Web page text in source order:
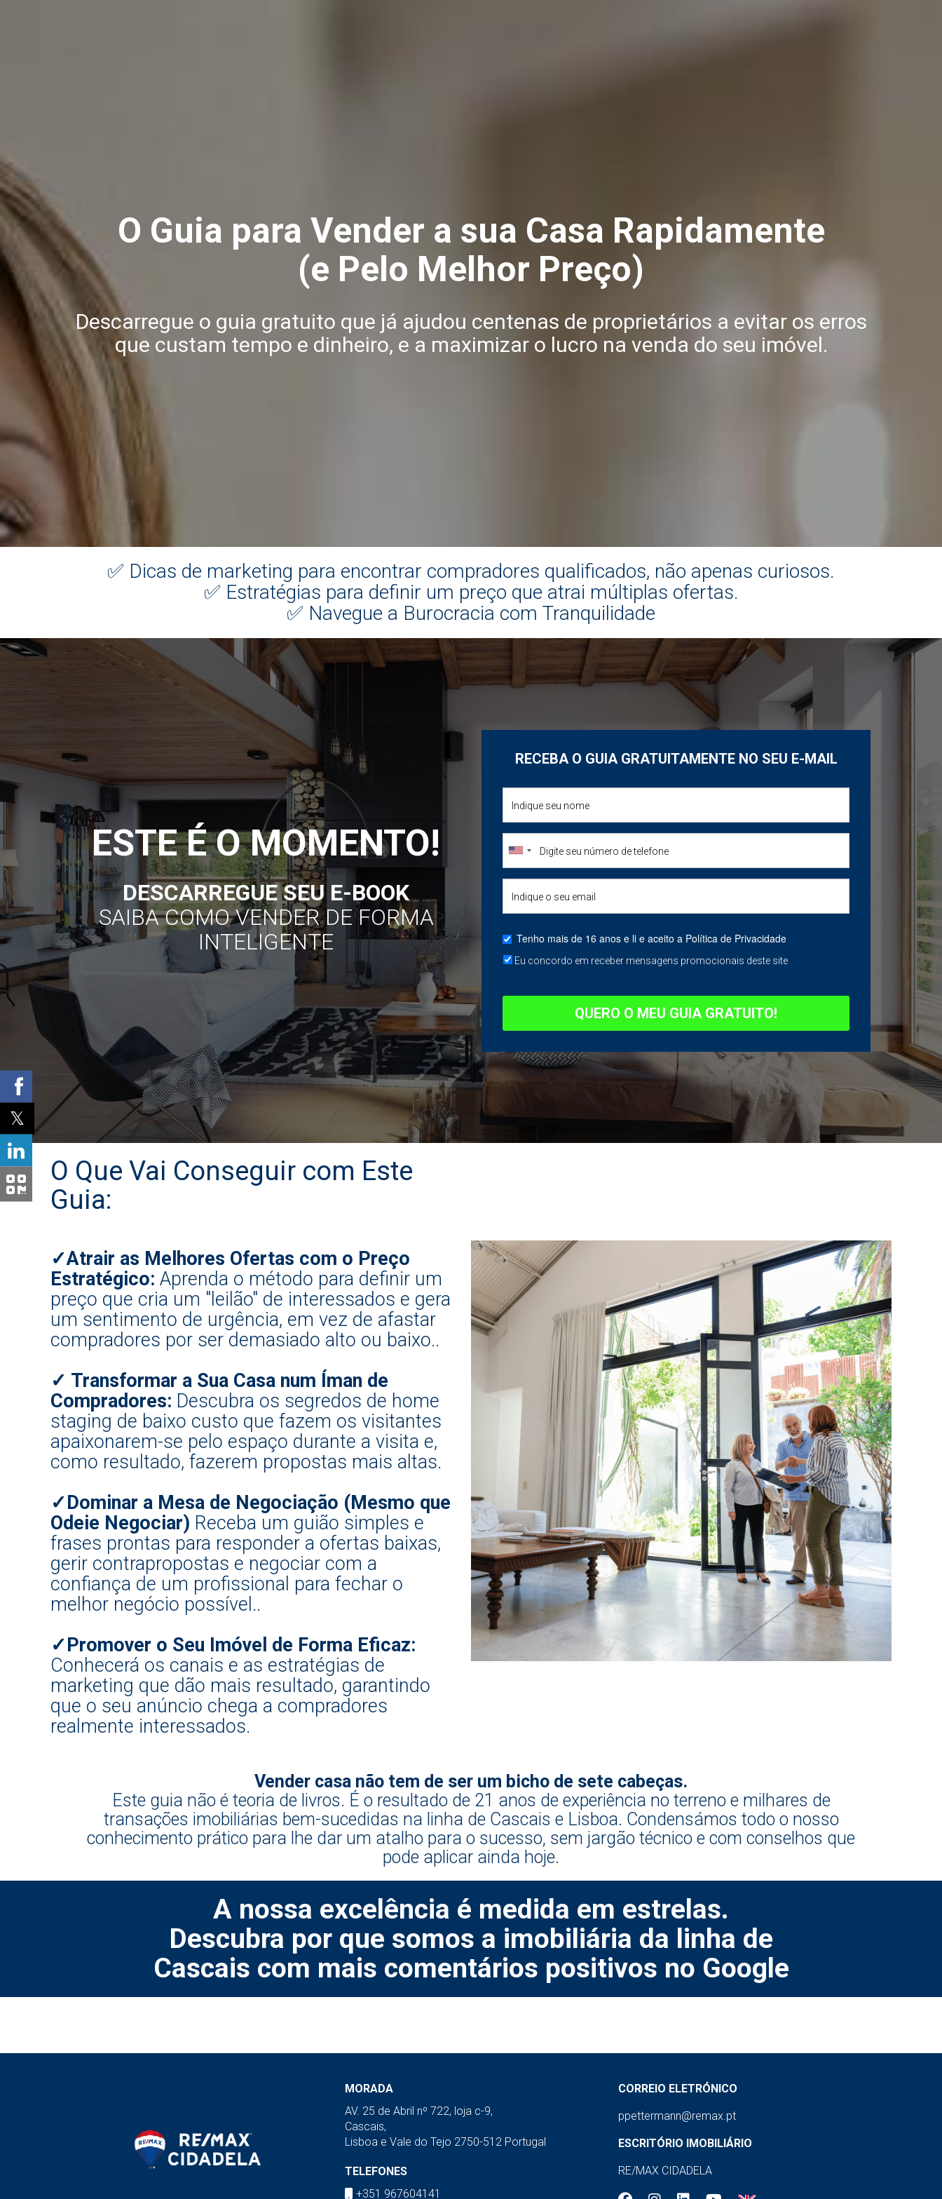
O Guia para Vender a sua Casa Rapidamente
(e Pelo Melhor Preço)
Descarregue o guia gratuito que já ajudou centenas de proprietários a evitar os erros
que custam tempo e dinheiro, e a maximizar o lucro na venda do seu imóvel.
✅ Dicas de marketing para encontrar compradores qualificados, não apenas curiosos.
✅ Estratégias para definir um preço que atrai múltiplas ofertas.
✅ Navegue a Burocracia com Tranquilidade
ESTE É O MOMENTO!
DESCARREGUE SEU E-BOOK
SAIBA COMO VENDER DE FORMA
INTELIGENTE
RECEBA O GUIA GRATUITAMENTE NO SEU E-MAIL
Tenho mais de 16 anos e li e aceito a Política de Privacidade
Eu concordo em receber mensagens promocionais deste site
QUERO O MEU GUIA GRATUITO!
O Que Vai Conseguir com Este
Guia:
✓Atrair as Melhores Ofertas com o Preço
Estratégico: Aprenda o método para definir um
preço que cria um "leilão" de interessados e gera
um sentimento de urgência, em vez de afastar
compradores por ser demasiado alto ou baixo..
✓ Transformar a Sua Casa num Íman de
Compradores: Descubra os segredos de home
staging de baixo custo que fazem os visitantes
apaixonarem-se pelo espaço durante a visita e,
como resultado, fazerem propostas mais altas.
✓Dominar a Mesa de Negociação (Mesmo que
Odeie Negociar) Receba um guião simples e
frases prontas para responder a ofertas baixas,
gerir contrapropostas e negociar com a
confiança de um profissional para fechar o
melhor negócio possível..
✓Promover o Seu Imóvel de Forma Eficaz:
Conhecerá os canais e as estratégias de
marketing que dão mais resultado, garantindo
que o seu anúncio chega a compradores
realmente interessados.
Vender casa não tem de ser um bicho de sete cabeças.
Este guia não é teoria de livros. É o resultado de 21 anos de experiência no terreno e milhares de
transações imobiliárias bem-sucedidas na linha de Cascais e Lisboa. Condensámos todo o nosso
conhecimento prático para lhe dar um atalho para o sucesso, sem jargão técnico e com conselhos que
pode aplicar ainda hoje.
A nossa excelência é medida em estrelas.
Descubra por que somos a imobiliária da linha de
Cascais com mais comentários positivos no Google
MORADA
AV. 25 de Abril nº 722, loja c-9,
Cascais,
Lisboa e Vale do Tejo 2750-512 Portugal
TELEFONES
+351 967604141
CORREIO ELETRÓNICO
ppettermann@remax.pt
ESCRITÓRIO IMOBILIÁRIO
RE/MAX CIDADELA